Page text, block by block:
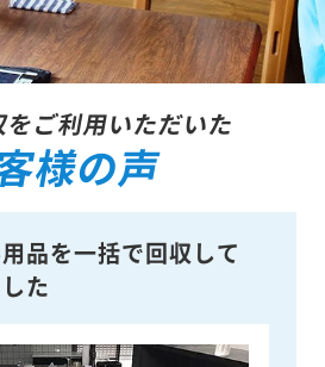
ご利用いただいた
様の声
品を一括で回収して
た